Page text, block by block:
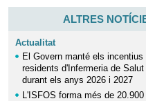
ALTRES
Actualitat
El Govern manté els incentius
residents d'Infermeria de Salut
durant els anys 2026 i 2027
L'ISFOS forma més de